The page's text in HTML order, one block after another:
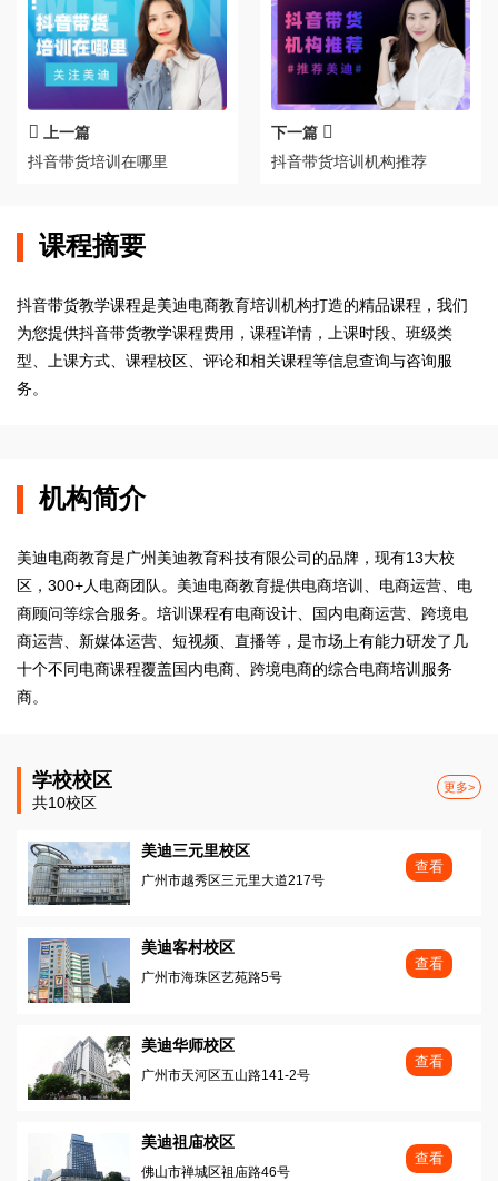
上一篇
抖音带货培训在哪里
下一篇
抖音带货培训机构推荐
课程摘要
抖音带货教学课程是美迪电商教育培训机构打造的精品课程，我们
为您提供抖音带货教学课程费用，课程详情，上课时段、班级类
型、上课方式、课程校区、评论和相关课程等信息查询与咨询服
务。
机构简介
美迪电商教育是广州美迪教育科技有限公司的品牌，现有13大校
区，300+人电商团队。美迪电商教育提供电商培训、电商运营、电
商顾问等综合服务。培训课程有电商设计、国内电商运营、跨境电
商运营、新媒体运营、短视频、直播等，是市场上有能力研发了几
十个不同电商课程覆盖国内电商、跨境电商的综合电商培训服务
商。
学校校区
共10校区
更多>
美迪三元里校区
广州市越秀区三元里大道217号
查看
美迪客村校区
广州市海珠区艺苑路5号
查看
美迪华师校区
广州市天河区五山路141-2号
查看
美迪祖庙校区
佛山市禅城区祖庙路46号
查看